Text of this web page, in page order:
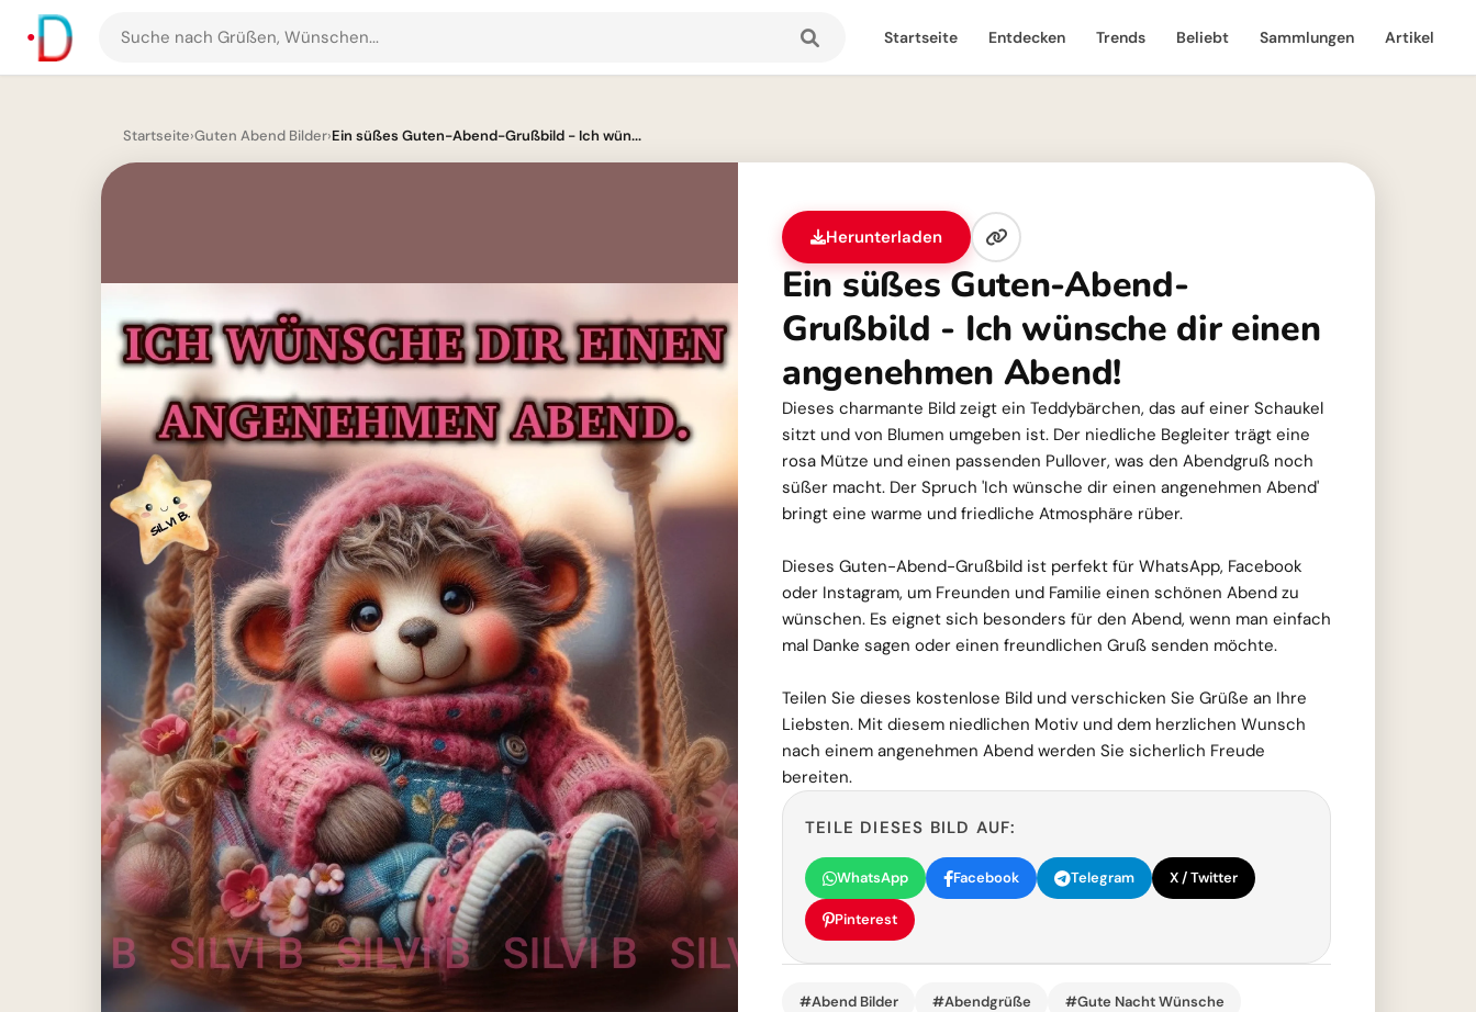
Suche
nach
und
Startseite Entdecken Trends Beliebt Sammlungen Artikel
Startseite›Guten Abend Bilder›Ein süßes Guten-Abend-Grußbild - Ich wün...
Herunterladen
Ein süßes Guten-Abend-
Grußbild - Ich wünsche dir einen
angenehmen Abend!
Dieses charmante Bild zeigt ein Teddybärchen, das auf einer Schaukel
sitzt und von Blumen umgeben ist. Der niedliche Begleiter trägt eine
rosa Mütze und einen passenden Pullover, was den Abendgruß noch
süßer macht. Der Spruch 'Ich wünsche dir einen angenehmen Abend'
bringt eine warme und friedliche Atmosphäre rüber.
Dieses Guten-Abend-Grußbild ist perfekt für WhatsApp, Facebook
oder Instagram, um Freunden und Familie einen schönen Abend zu
wünschen. Es eignet sich besonders für den Abend, wenn man einfach
mal Danke sagen oder einen freundlichen Gruß senden möchte.
Teilen Sie dieses kostenlose Bild und verschicken Sie Grüße an Ihre
Liebsten. Mit diesem niedlichen Motiv und dem herzlichen Wunsch
nach einem angenehmen Abend werden Sie sicherlich Freude
bereiten.
TEILE DIESES BILD AUF:
WhatsApp Facebook Telegram X / Twitter
Pinterest
#Abend Bilder #Abendgrüße #Gute Nacht Wünsche